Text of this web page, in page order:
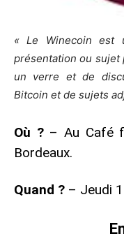
« Le Winecoin est
présentation ou sujet
un verre et de
Bitcoin et de sujets
Où ?– Au Café
Bordeaux.
Quand ? – Jeudi